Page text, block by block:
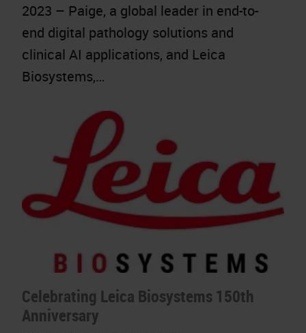
2023 – Paige, a global leader in end-to-
end digital pathology solutions and
clinical AI applications, and Leica
Biosystems,…
Celebrating Leica Biosystems 150th
Anniversary